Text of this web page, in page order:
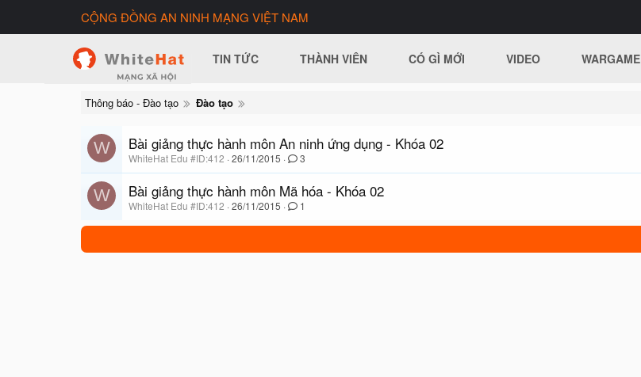
CỘNG ĐỒNG AN NINH MẠNG VIỆT NAM
TIN TỨC THÀNH VIÊN CÓ GÌ MỚI VIDEO WARGAME
Thông báo - Đào tạo Đào tạo
W Bài giảng thực hành môn An ninh ứng dụng - Khóa 02
WhiteHat Edu #ID:412 26/11/2015 3
W Bài giảng thực hành môn Mã hóa - Khóa 02
WhiteHat Edu #ID:412 26/11/2015 1